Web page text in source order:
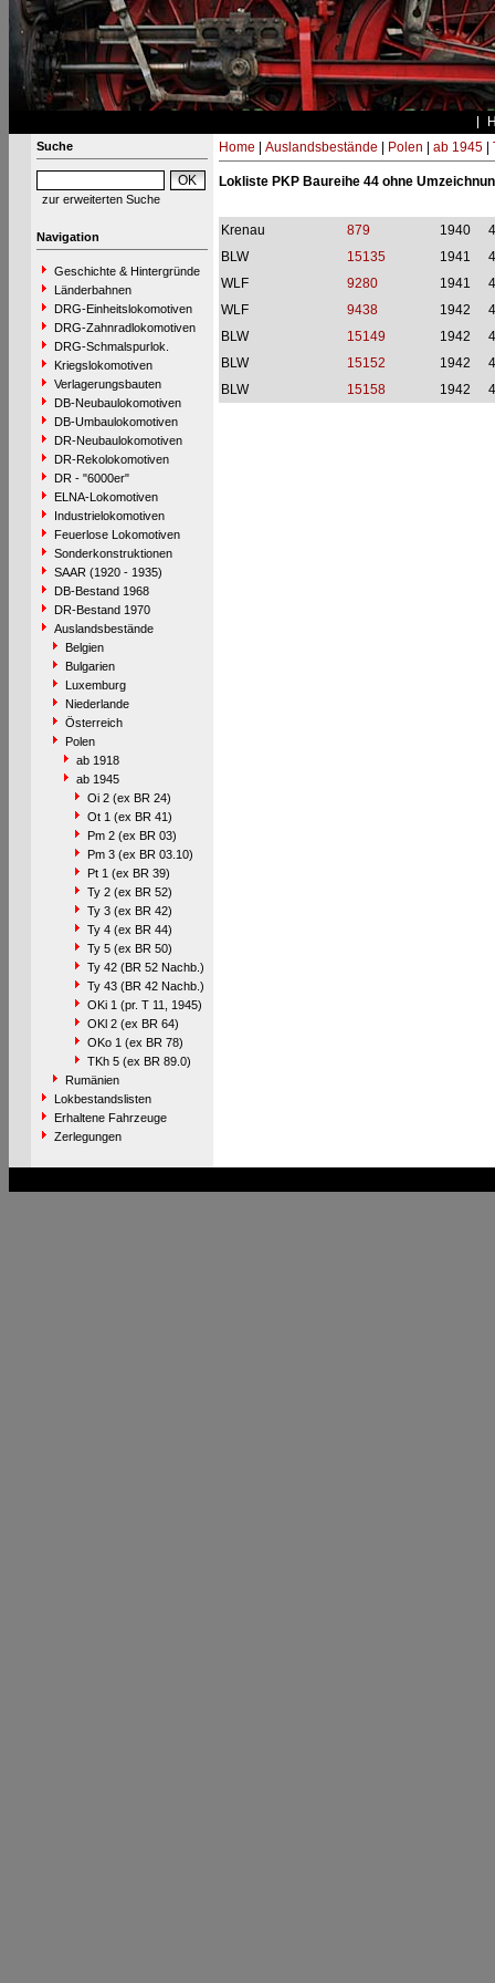
Suche
zur erweiterten Suche
Navigation
Geschichte & Hintergründe
Länderbahnen
DRG-Einheitslokomotiven
DRG-Zahnradlokomotiven
DRG-Schmalspurlok.
Kriegslokomotiven
Verlagerungsbauten
DB-Neubaulokomotiven
DB-Umbaulokomotiven
DR-Neubaulokomotiven
DR-Rekolokomotiven
DR - "6000er"
ELNA-Lokomotiven
Industrielokomotiven
Feuerlose Lokomotiven
Sonderkonstruktionen
SAAR (1920 - 1935)
DB-Bestand 1968
DR-Bestand 1970
Auslandsbestände
Belgien
Bulgarien
Luxemburg
Niederlande
Österreich
Polen
ab 1918
ab 1945
Oi 2 (ex BR 24)
Ot 1 (ex BR 41)
Pm 2 (ex BR 03)
Pm 3 (ex BR 03.10)
Pt 1 (ex BR 39)
Ty 2 (ex BR 52)
Ty 3 (ex BR 42)
Ty 4 (ex BR 44)
Ty 5 (ex BR 50)
Ty 42 (BR 52 Nachb.)
Ty 43 (BR 42 Nachb.)
OKi 1 (pr. T 11, 1945)
OKl 2 (ex BR 64)
OKo 1 (ex BR 78)
TKh 5 (ex BR 89.0)
Rumänien
Lokbestandslisten
Erhaltene Fahrzeuge
Zerlegungen
Home Auslandsbestände Polen ab 1945|
Lokliste PKP Baureihe 44 ohne
Krenau 879 1940
BLW
15135 1941
WLF
9280 1941
WLF
9438 1942
BLW
15149 1942
BLW
15152 1942
BLW
15158 1942